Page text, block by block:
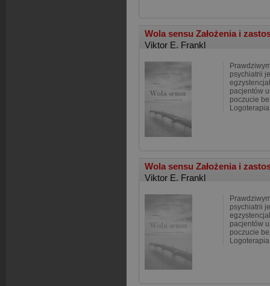
Wola sensu Założenia i
Viktor E. Frankl
psychiatrii
pacjentów
poczucie
Wola sensu Założenia i
Viktor E. Frankl
psychiatrii
pacjentów
poczucie